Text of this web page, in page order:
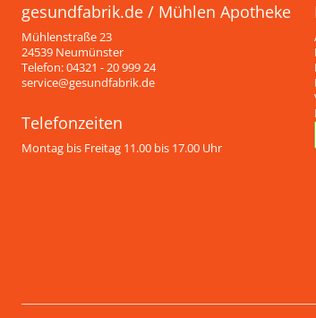
gesundfabrik.de / Mühlen Apotheke
Mühlenstraße 23
24539 Neumünster
Telefon: 04321 - 20 999 24
service@gesundfabrik.de
Telefonzeiten
Montag bis Freitag 11.00 bis 17.00 Uhr